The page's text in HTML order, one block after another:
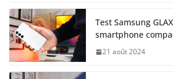
Test Samsung
smartphone
21 août 2024